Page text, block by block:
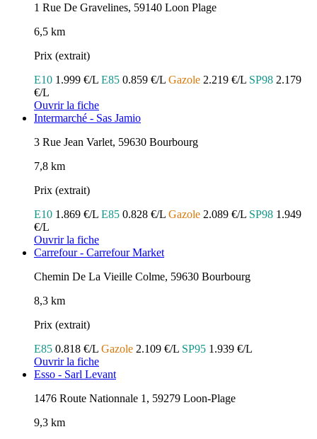
1 Rue De Gravelines, 59140 Loon Plage
6,5 km
Prix (extrait)
E10 1.999 €/L E85 0.859 €/L Gazole 2.219 €/L SP98 2.179
€/L
Ouvrir la fiche
Intermarché - Sas Jamio
3 Rue Jean Varlet, 59630 Bourbourg
7,8 km
Prix (extrait)
E10 1.869 €/L E85 0.828 €/L Gazole 2.089 €/L SP98 1.949
€/L
Ouvrir la fiche
Carrefour - Carrefour Market
Chemin De La Vieille Colme, 59630 Bourbourg
8,3 km
Prix (extrait)
E85 0.818 €/L Gazole 2.109 €/L SP95 1.939 €/L
Ouvrir la fiche
Esso - Sarl Levant
1476 Route Nationnale 1, 59279 Loon-Plage
9,3 km